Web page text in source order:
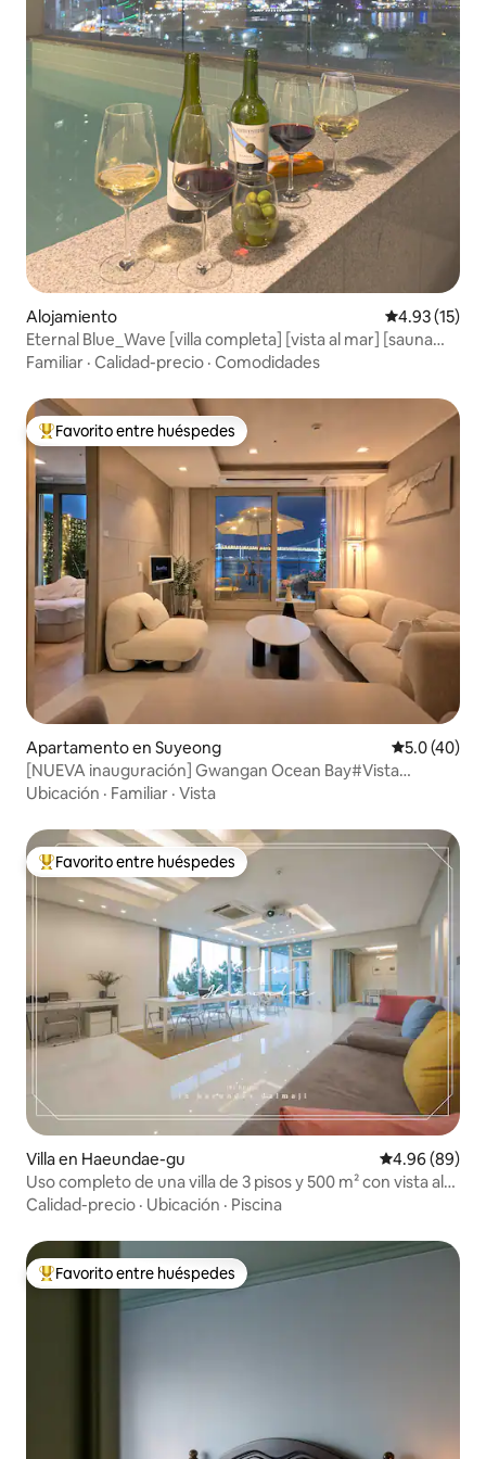
Alojamiento Calificación
4.93 (15)
Eternal Blue_Wave [villa completa] [vista al mar] [sauna
finlandesa] [teleférico de Songdo] [estacionamiento
Familiar · Calidad-precio · Comodidades
Favorito entre huéspedes preferido
Favorito entre huéspedes
Apartamento en Suyeong Calificación
5.0 (40)
[NUEVA inauguración] Gwangan Ocean Bay#Vista
completa al mar desde el Puente Gwangan#Terraza
Ubicación · Familiar · Vista
Favorito entre huéspedes preferido
Favorito entre huéspedes
Villa en Haeundae-gu Calificación
4.96 (89)
Uso completo de una villa de 3 pisos y 500 m² con vista al
mar
Calidad-precio · Ubicación · Piscina
Favorito entre huéspedes preferido
Favorito entre huéspedes